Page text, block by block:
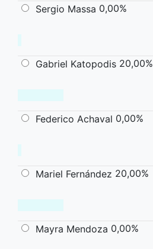
Sergio Massa 0,00%
Gabriel Katopodis 20,00%
Federico Achaval 0,00%
Mariel Fernández 20,00%
Mayra Mendoza 0,00%